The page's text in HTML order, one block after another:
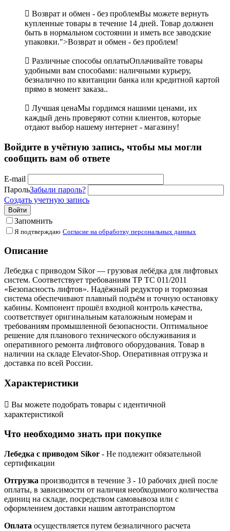
 Возврат и обмен - без проблемВы можете вернуть
купленные товары в течение 14 дней. Товар должнен
быть в нормальном состоянии и иметь все заводские
упаковки.">Возврат и обмен - без проблем!
 Различные способы оплатыОплачивайте товары
удобными вам способами: наличными курьеру,
безналично по квитанции банка или кредитной картой
прямо в момент заказа..
 Лучшая ценаМы гордимся нашими ценами, их
каждый день проверяют сотни клиентов, которые
отдают выбор нашему интернет - магазину!
Войдите в учётную запись, чтобы мы могли
сообщить вам об ответе
E-mail
ПарольЗабыли пароль?
Создать учетную запись
Войти
Запомнить
Я подтверждаю Согласие на обработку персональных данных
Описание
Лебедка с приводом Sikor — грузовая лебёдка для лифтовых
систем. Соответствует требованиям ТР ТС 011/2011
«Безопасность лифтов». Надёжный редуктор и тормозная
система обеспечивают плавный подъём и точную остановку
кабины. Компонент прошёл входной контроль качества,
соответствует оригинальным каталожным номерам и
требованиям промышленной безопасности. Оптимальное
решение для планового технического обслуживания и
оперативного ремонта лифтового оборудования. Товар в
наличии на складе Elevator-Shop. Оперативная отгрузка и
доставка по всей России.
Характеристики
 Вы можете подобрать товары с идентичной
характеристикой
Что необходимо знать при покупке
Лебедка с приводом Sikor - Не подлежит обязательной
сертификации
Отгрузка производится в течение 3 - 10 рабочих дней после
оплаты, в зависимости от наличия необходимого количества
единиц на складе, посредством самовывоза или с
оформлением доставки нашим автотранспортом
Оплата осуществляется путем безналичного расчета